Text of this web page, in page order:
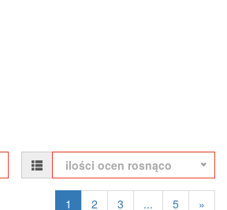
ilości ocen rosnąco
1 2 3 ... 5 »